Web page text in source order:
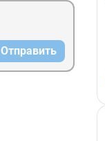
Отправить